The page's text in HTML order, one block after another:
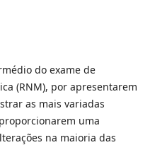
do exame de
(RNM), por apresentarem
as mais variadas
uma
na maioria das